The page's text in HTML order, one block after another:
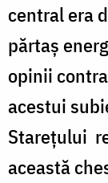
central era
părtaş
opinii
acestui
Stareţului
această